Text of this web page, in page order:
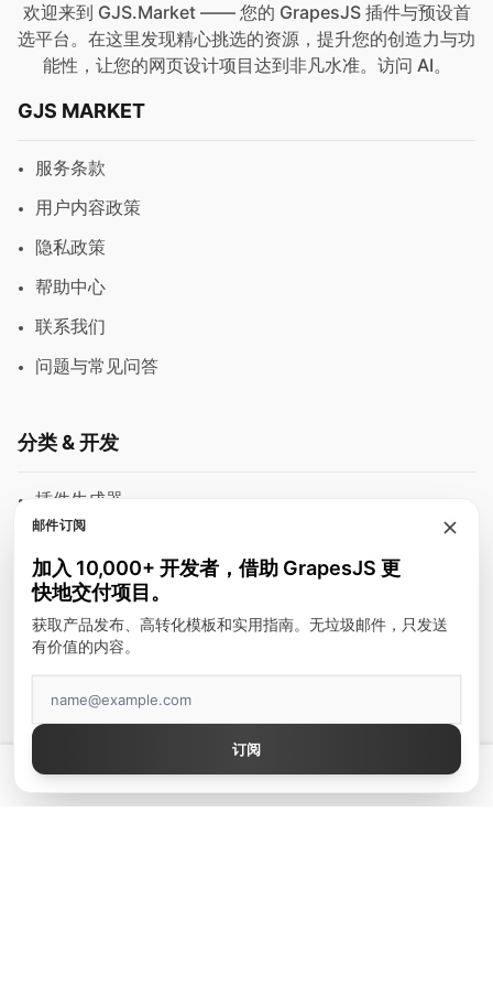
💡 拥有真正好用的 GrapesJS 编辑器 — 起价 $300
欢迎来到 GJS.Market —— 您的 GrapesJS 插件与预设首
选平台。在这里发现精心挑选的资源，提升您的创造力与功
能性，让您的网页设计项目达到非凡水准。访问 AI。
GJS MARKET
服务条款
用户内容政策
隐私政策
帮助中心
联系我们
问题与常见问答
分类 & 开发
插件生成器
模块
富文本编辑器
邮件模板
建站工具
顶级作者
GrapesJS Official
邮件订阅
加入 10,000+ 开发者，借助 GrapesJS 更
快地交付项目。
获取产品发布、高转化模板和实用指南。无垃圾邮件，只发送
有价值的内容。
订阅